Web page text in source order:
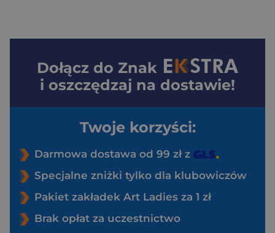
Dołącz do Znak
i oszczędzaj na dostawie!
Twoje korzyści:
Darmowa dostawa od 99 zł z
Specjalne zniżki tylko dla klubowiczów
Pakiet zakładek Art Ladies za 1 zł
Brak opłat za uczestnictwo